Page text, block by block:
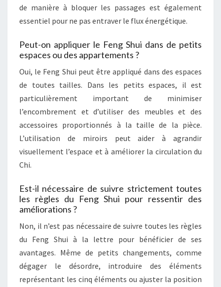
de manière à bloquer les passages est également
essentiel pour ne pas entraver le flux énergétique.
Peut-on appliquer le Feng Shui dans de petits
espaces ou des appartements ?
Oui, le Feng Shui peut être appliqué dans des espaces
de toutes tailles. Dans les petits espaces, il est
particulièrement important de minimiser
l’encombrement et d’utiliser des meubles et des
accessoires proportionnés à la taille de la pièce.
L’utilisation de miroirs peut aider à agrandir
visuellement l’espace et à améliorer la circulation du
Chi.
Est-il nécessaire de suivre strictement toutes
les règles du Feng Shui pour ressentir des
améliorations ?
Non, il n’est pas nécessaire de suivre toutes les règles
du Feng Shui à la lettre pour bénéficier de ses
avantages. Même de petits changements, comme
dégager le désordre, introduire des éléments
représentant les cinq éléments ou ajuster la position